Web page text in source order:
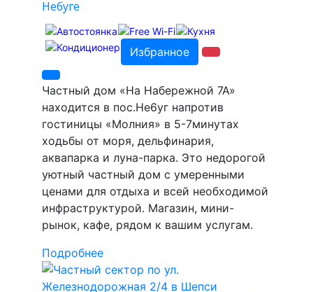
Небуге
Избранное
Частный дом «На Набережной 7А»
находится в пос.Не6уг напротив
гостиницы «Молния» в 5-7минутах
ходьбы от моря, дельфинария,
аквапарка и луна-парка. Это недорогой
уютный частный дом с умеренными
ценами для отдыха и всей необходимой
инфраструктурой. Магазин, мини-
рынок, кафе, рядом к вашим услугам.
Подробнее